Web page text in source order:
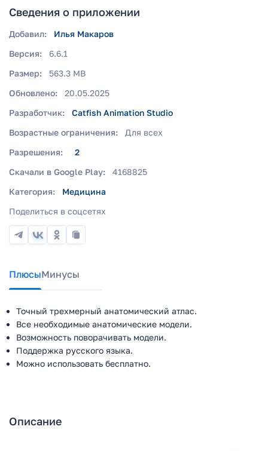
Сведения о приложении
Добавил:
Илья Макаров
Версия:
6.6.1
Размер:
563.3 MB
Обновлено:
20.05.2025
Разработчик:
Catfish Animation Studio
Возрастные ограничения:
Для всех
Разрешения:
2
Скачали в Google Play:
4168825
Категория:
Медицина
Поделиться в соцсетях
ПлюсыМинусы
Точный трехмерный анатомический атлас.
Все необходимые анатомические модели.
Возможность поворачивать модели.
Поддержка русского языка.
Можно использовать бесплатно.
Описание